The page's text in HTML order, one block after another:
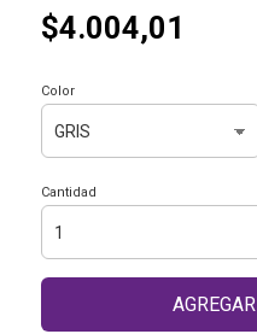
$4.004,01
Color
Cantidad